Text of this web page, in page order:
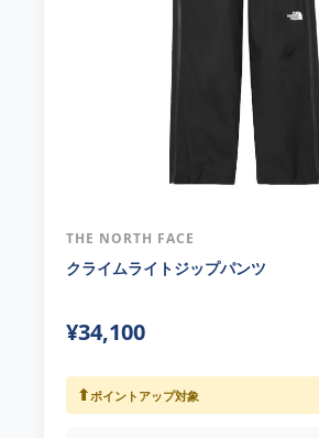
THE NORTH FACE
クライムライトジップパンツ
¥34,100
⬆ ポイントアップ対象